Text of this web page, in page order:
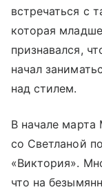
встречаться с
которая
признавался,
начал
над стилем.
В начале марта
со Светланой
«Виктория».
что на